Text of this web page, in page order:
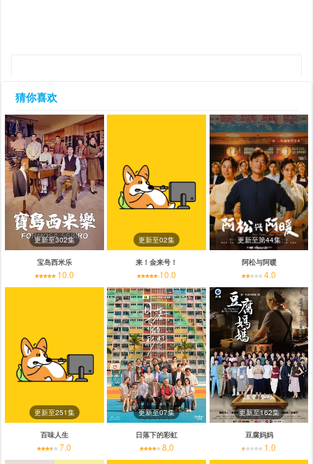
猜你喜欢
更新至302集
宝岛西米乐
10.0
更新至02集
来！金来号！
10.0
更新至第44集
阿松与阿暖
4.0
更新至251集
百味人生
7.0
更新至07集
日落下的彩虹
8.0
更新至162集
豆腐妈妈
1.0